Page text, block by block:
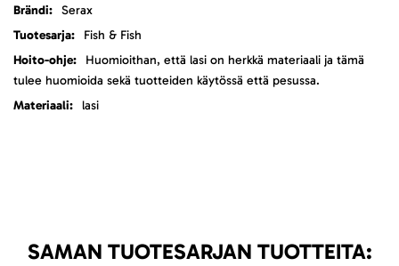
LisätietojaSerax
Fish & Fish
Huomioithan, että lasi on herkkä materiaali ja tämä
tulee huomioida sekä tuotteiden käytössä että pesussa.
lasi
SAMAN TUOTESARJAN TUOTTEITA: